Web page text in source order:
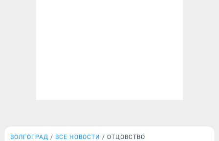
ВОЛГОГРАД ВСЕ НОВОСТИ ОТЦОВСТВО